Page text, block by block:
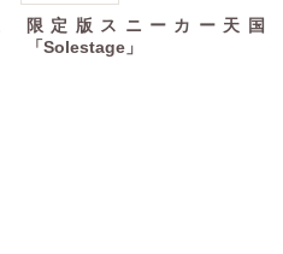
限定版スニーカー天国
「Solestage」